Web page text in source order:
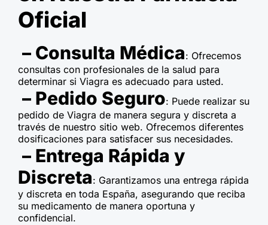
Oficial
– Consulta Médica: Ofrecemos
consultas con profesionales de la salud para
determinar si Viagra es adecuado para usted.
– Pedido Seguro: Puede realizar su
pedido de Viagra de manera segura y discreta a
través de nuestro sitio web. Ofrecemos diferentes
dosificaciones para satisfacer sus necesidades.
– Entrega Rápida y
Discreta: Garantizamos una entrega rápida
y discreta en toda España, asegurando que reciba
su medicamento de manera oportuna y
confidencial.